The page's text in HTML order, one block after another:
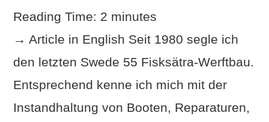
Reading Time: 2 minutes
→ Article in English Seit 1980 segle ich
den letzten Swede 55 Fisksätra-Werftbau.
Entsprechend kenne ich mich mit der
Instandhaltung von Booten, Reparaturen,